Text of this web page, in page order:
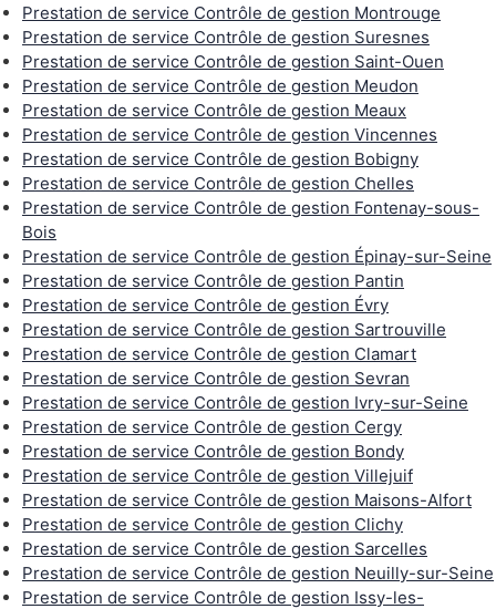
Prestation de service Contrôle de gestion Montrouge
Prestation de service Contrôle de gestion Suresnes
Prestation de service Contrôle de gestion Saint-Ouen
Prestation de service Contrôle de gestion Meudon
Prestation de service Contrôle de gestion Meaux
Prestation de service Contrôle de gestion Vincennes
Prestation de service Contrôle de gestion Bobigny
Prestation de service Contrôle de gestion Chelles
Prestation de service Contrôle de gestion Fontenay-sous-
Bois
Prestation de service Contrôle de gestion Épinay-sur-Seine
Prestation de service Contrôle de gestion Pantin
Prestation de service Contrôle de gestion Évry
Prestation de service Contrôle de gestion Sartrouville
Prestation de service Contrôle de gestion Clamart
Prestation de service Contrôle de gestion Sevran
Prestation de service Contrôle de gestion Ivry-sur-Seine
Prestation de service Contrôle de gestion Cergy
Prestation de service Contrôle de gestion Bondy
Prestation de service Contrôle de gestion Villejuif
Prestation de service Contrôle de gestion Maisons-Alfort
Prestation de service Contrôle de gestion Clichy
Prestation de service Contrôle de gestion Sarcelles
Prestation de service Contrôle de gestion Neuilly-sur-Seine
Prestation de service Contrôle de gestion Issy-les-